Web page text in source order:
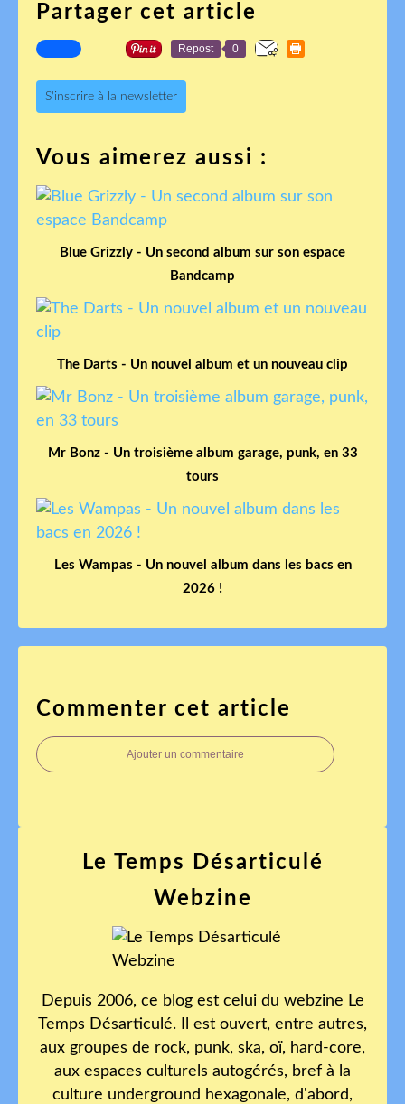
Partager cet article
Repost 0
S'inscrire à la newsletter
Vous aimerez aussi :
Blue Grizzly - Un second album sur son espace
Bandcamp
The Darts - Un nouvel album et un nouveau clip
Mr Bonz - Un troisième album garage, punk, en 33
tours
Les Wampas - Un nouvel album dans les bacs en
2026 !
Commenter cet article
Ajouter un commentaire
Le Temps Désarticulé
Webzine
Depuis 2006, ce blog est celui du webzine Le
Temps Désarticulé. Il est ouvert, entre autres,
aux groupes de rock, punk, ska, oï, hard-core,
aux espaces culturels autogérés, bref à la
culture underground hexagonale, d'abord,